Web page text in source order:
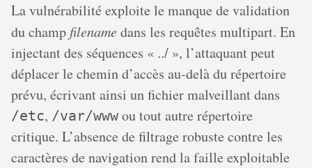
La vulnérabilité exploite le manque de validation
du champ filename dans les requêtes multipart. En
injectant des séquences « ../ », l’attaquant peut
déplacer le chemin d’accès au-delà du répertoire
prévu, écrivant ainsi un fichier malveillant dans
/etc, /var/www ou tout autre répertoire
critique. L’absence de filtrage robuste contre les
caractères de navigation rend la faille exploitable